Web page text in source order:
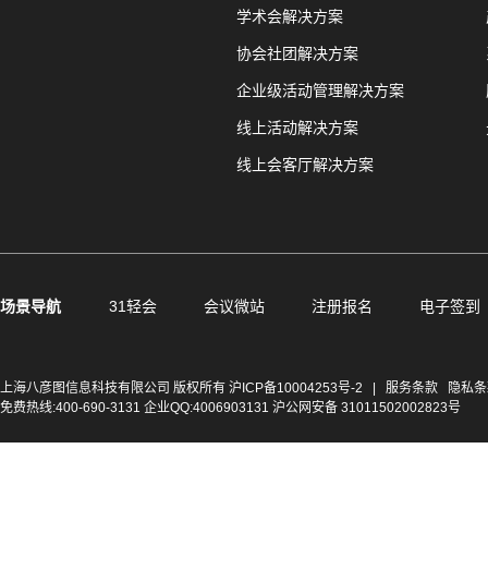
学术会解决方案
协会社团解决方案
企业级活动管理解决方案
线上活动解决方案
线上会客厅解决方案
场景导航 31轻会 会议微站 注册报名 电子签到
上海八彦图信息科技有限公司 版权所有 沪ICP备10004253号-2 服务条款
隐私
免费热线:400-690-3131 企业QQ:4006903131 沪公网安备 31011502002823号